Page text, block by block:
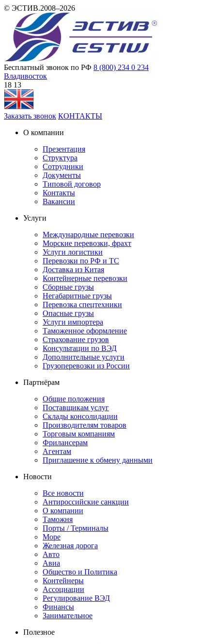
© ЭСТИВ.2008–2026
Бесплатный звонок по РФ 8 (800) 234 0 234
Владивосток
18 13
Заказать звонок КОНТАКТЫ
О компании
Презентация
Структура
Сотрудники
Документы
Типовой договор
Контакты
Вакансии
Услуги
Международные перевозки
Морские перевозки, фрахт
Услуги логистики
Перевозки по РФ и ТС
Доставка из Китая
Контейнерные перевозки
Сборные грузы
Негабаритные грузы
Перевозка спецтехники
Опасные грузы
Услуги импортера
Таможенное оформление
Страхование грузов
Консультации по ВЭД
Дополнительные услуги
Грузоперевозки из России
Партнёрам
Общие положения
Поставщикам услуг
Склады консолидации
Производителям товаров
Торговым компаниям
Фрилансерам
Агентам
Приглашение к обмену данными
Новости
Все новости
Антироссийские санкции
О компании
Таможня
Порты / Терминалы
Море
Железная дорога
Авто
Авиа
Общество и Политика
Контейнеры
Ассоциации
Регулирование ВЭД
Финансы
Занимательное
Полезное